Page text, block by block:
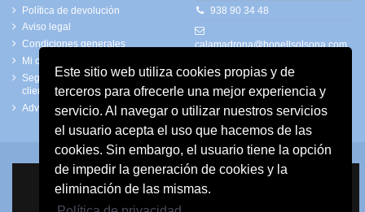
Este sitio web utiliza cookies propias y de
terceros para ofrecerle una mejor experiencia y
servicio. Al navegar o utilizar nuestros servicios
el usuario acepta el uso que hacemos de las
cookies. Sin embargo, el usuario tiene la opción
de impedir la generación de cookies y la
eliminación de las mismas.
Política de devolución
Aviso legal
Condiciones generales
Mi cuenta
Seguimiento de pedidos de
clientes invitados
Advertencias de seguridad
938 90 34 48
calamadrona@bonellsolsona.com